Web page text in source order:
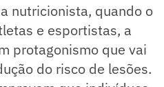
nutricionista, quando o
e esportistas, a
protagonismo que vai
do risco de lesões.